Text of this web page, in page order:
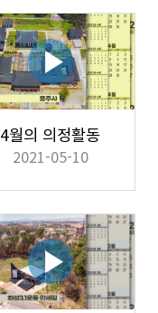
4월의 의정활동
2021-05-10